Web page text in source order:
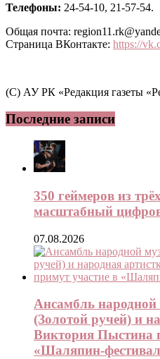
Телефоны: 24-54-10, 21-57-54.
Общая почта:
Страница ВКонтакте: https://
(C) АУ РК «Редакция газеты
Последние записи
350 геймеров из
масштабный
07.08.2026
Ансамбль
(Золотой ручей) и
Виктория Пыстина
«Шаляпин-